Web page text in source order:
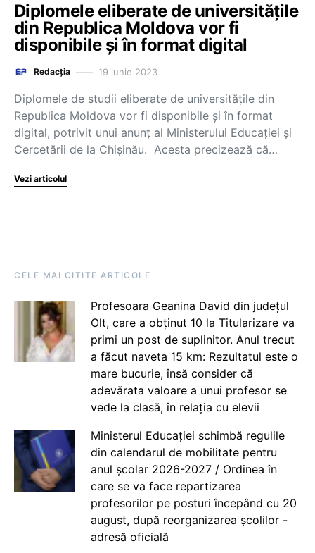
Diplomele eliberate de universitățile
din Republica Moldova vor fi
disponibile și în format digital
Redacția 19 iunie 2023
Diplomele de studii eliberate de universitățile din
Republica Moldova vor fi disponibile și în format
digital, potrivit unui anunț al Ministerului Educației și
Cercetării de la Chișinău. Acesta precizează că…
Vezi articolul
CELE MAI CITITE ARTICOLE
Profesoara Geanina David din județul
Olt, care a obținut 10 la Titularizare va
primi un post de suplinitor. Anul trecut
a făcut naveta 15 km: Rezultatul este o
mare bucurie, însă consider că
adevărata valoare a unui profesor se
vede la clasă, în relația cu elevii
Ministerul Educației schimbă regulile
din calendarul de mobilitate pentru
anul școlar 2026-2027 / Ordinea în
care se va face repartizarea
profesorilor pe posturi începând cu 20
august, după reorganizarea școlilor -
adresă oficială